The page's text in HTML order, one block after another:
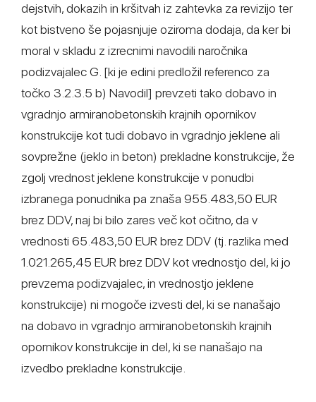
dejstvih, dokazih in kršitvah iz zahtevka za revizijo ter
kot bistveno še pojasnjuje oziroma dodaja, da ker bi
moral v skladu z izrecnimi navodili naročnika
podizvajalec G. [ki je edini predložil referenco za
točko 3.2.3.5 b) Navodil] prevzeti tako dobavo in
vgradnjo armiranobetonskih krajnih opornikov
konstrukcije kot tudi dobavo in vgradnjo jeklene ali
sovprežne (jeklo in beton) prekladne konstrukcije, že
zgolj vrednost jeklene konstrukcije v ponudbi
izbranega ponudnika pa znaša 955.483,50 EUR
brez DDV, naj bi bilo zares več kot očitno, da v
vrednosti 65.483,50 EUR brez DDV (tj. razlika med
1.021.265,45 EUR brez DDV kot vrednostjo del, ki jo
prevzema podizvajalec, in vrednostjo jeklene
konstrukcije) ni mogoče izvesti del, ki se nanašajo
na dobavo in vgradnjo armiranobetonskih krajnih
opornikov konstrukcije in del, ki se nanašajo na
izvedbo prekladne konstrukcije.